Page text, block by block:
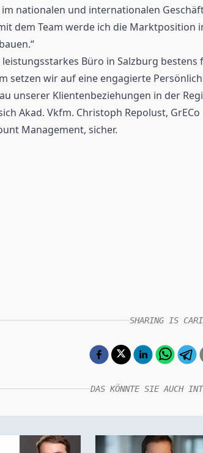
nationalen und internationalen
dem Team werde ich die Marktposition
Büro in Salzburg bestens
setzen wir auf eine engagierte
unserer Klientenbeziehungen in der
Akad. Vkfm. Christoph Repolust, GrECo
Management, sicher.
SHARING IS
DAS KÖNNTE SIE AUCH